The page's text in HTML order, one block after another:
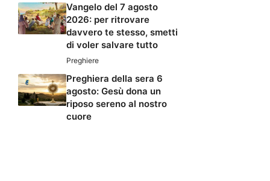
Vangelo del 7 agosto
2026: per ritrovare
davvero te stesso, smetti
di voler salvare tutto
Preghiere
Preghiera della sera 6
agosto: Gesù dona un
riposo sereno al nostro
cuore